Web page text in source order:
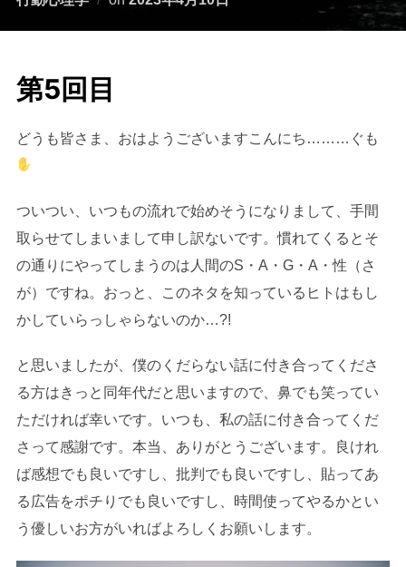
第5回目
どうも皆さま、おはようございますこんにち………ぐも
ついつい、いつもの流れで始めそうになりまして、手間
取らせてしまいまして申し訳ないです。慣れてくるとそ
の通りにやってしまうのは人間のS・A・G・A・性（さ
が）ですね。おっと、このネタを知っているヒトはもし
かしていらっしゃらないのか…?!
と思いましたが、僕のくだらない話に付き合ってくださ
る方はきっと同年代だと思いますので、鼻でも笑ってい
ただければ幸いです。いつも、私の話に付き合ってくだ
さって感謝です。本当、ありがとうございます。良けれ
ば感想でも良いですし、批判でも良いですし、貼ってあ
る広告をポチりでも良いですし、時間使ってやるかとい
う優しいお方がいればよろしくお願いします。